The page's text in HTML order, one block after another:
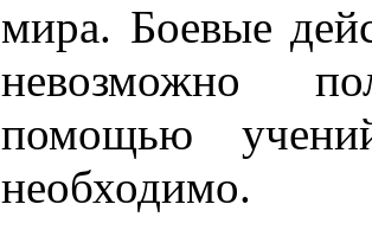
мира. Боевые
невозможно
помощью
необходимо.